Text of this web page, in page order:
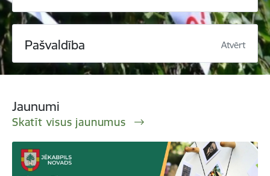
Pašvaldība Atvērt
Jaunumi
Skatīt visus jaunumus